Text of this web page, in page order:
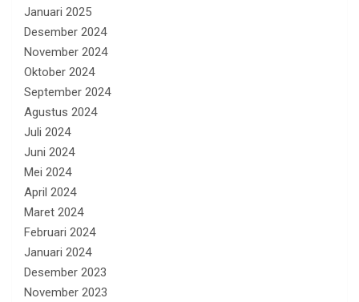
Januari 2025
Desember 2024
November 2024
Oktober 2024
September 2024
Agustus 2024
Juli 2024
Juni 2024
Mei 2024
April 2024
Maret 2024
Februari 2024
Januari 2024
Desember 2023
November 2023